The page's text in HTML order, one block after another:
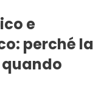
e
perché la